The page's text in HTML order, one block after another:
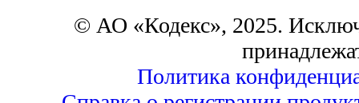
© АО «Кодекс», 2025.
Политика